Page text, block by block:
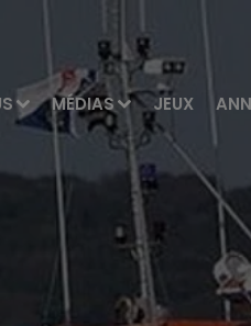
MÉDIAS JEUX